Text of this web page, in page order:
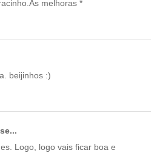
melhoras *
beijinhos :)
Logo, logo vais ficar boa e